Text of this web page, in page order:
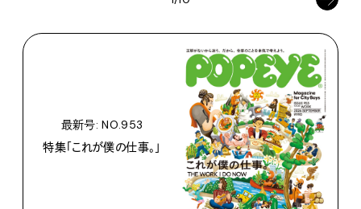
最新号: NO.953
特集「これが僕の仕事。」